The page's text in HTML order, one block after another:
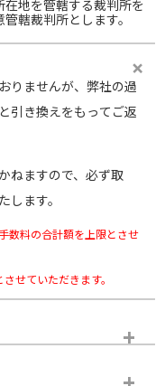
在地を管轄する裁判所を
轄裁判所とします。
りませんが、弊社の過
引き換えをもってご返
ねますので、必ず取
ます。
数料の合計額を上限とさせ
せていただきます。
ておりますので、あら
。